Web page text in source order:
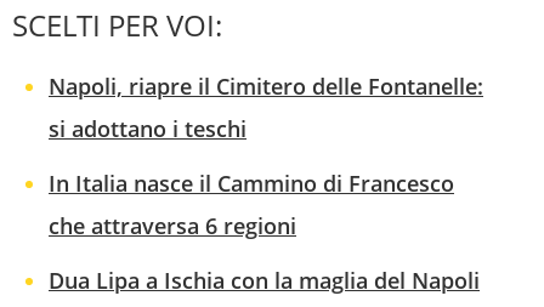
SCELTI PER VOI:
Napoli, riapre il Cimitero delle Fontanelle:
si adottano i teschi
In Italia nasce il Cammino di Francesco
che attraversa 6 regioni
Dua Lipa a Ischia con la maglia del Napoli